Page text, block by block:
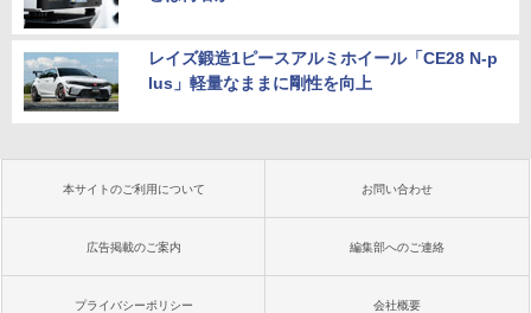
レイズ鍛造1ピースアルミホイール「CE28 N-p
lus」軽量なままに剛性を向上
本サイトのご利用について お問い合わせ
広告掲載のご案内 編集部へのご連絡
プライバシーポリシー 会社概要